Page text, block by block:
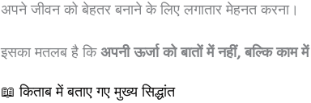
अपने जीवन को बेहतर बनाने के लिए लगातार मेहनत करना।
इसका मतलब है किअपनी ऊर्जा को बातों में नहीं, बल्कि काम
📖 किताब में बताए गए मुख्य सिद्धांत